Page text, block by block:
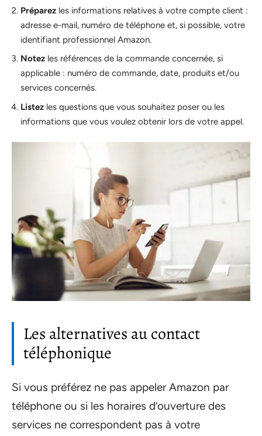
Préparez les informations relatives à votre compte client :
adresse e-mail, numéro de téléphone et, si possible, votre
identifiant professionnel Amazon.
Notez les références de la commande concernée, si
applicable : numéro de commande, date, produits et/ou
services concernés.
Listez les questions que vous souhaitez poser ou les
informations que vous voulez obtenir lors de votre appel.
Les alternatives au contact
téléphonique
Si vous préférez ne pas appeler Amazon par
téléphone ou si les horaires d’ouverture des
services ne correspondent pas à votre